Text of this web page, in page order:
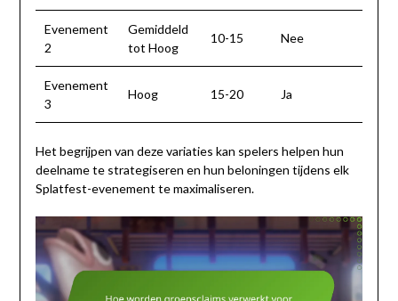
Evenement
2
Gemiddeld
tot Hoog
10-15 Nee
Evenement
3
Hoog 15-20 Ja
Het begrijpen van deze variaties kan spelers helpen hun
deelname te strategiseren en hun beloningen tijdens elk
Splatfest-evenement te maximaliseren.